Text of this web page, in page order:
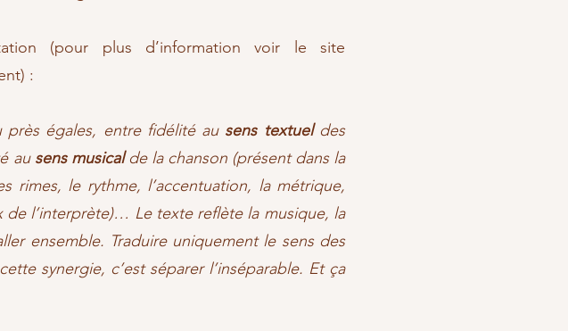
(pour plus d’information voir le site
:
près égales, entre fidélité au sens textuel des
au sens musicalde la chanson (présent dans la
rimes, le rythme, l’accentuation, la métrique,
de l’interprète)… Le texte reflète la musique, la
ensemble. Traduire uniquement le sens des
synergie, c’est séparer l’inséparable. Et ça